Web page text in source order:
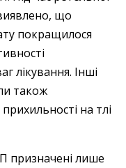
що
покращилося
лікування. Інші
також
на тлі
призначені лише